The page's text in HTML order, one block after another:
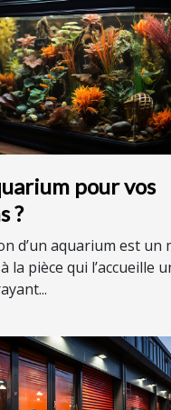
pour vos
?
d’un aquarium est un
la pièce qui l’accueille